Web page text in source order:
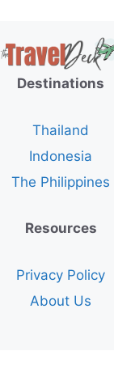
Destinations
Thailand
Indonesia
The Philippines
Resources
Privacy Policy
About Us